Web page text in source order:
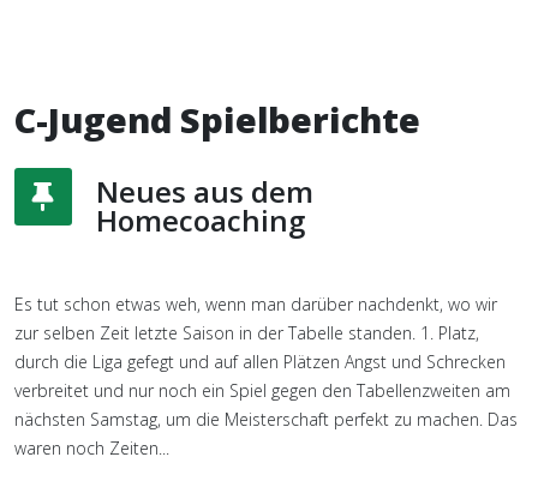
C-Jugend Spielberichte
Neues aus dem
Homecoaching
Es tut schon etwas weh, wenn man darüber nachdenkt, wo wir
zur selben Zeit letzte Saison in der Tabelle standen. 1. Platz,
durch die Liga gefegt und auf allen Plätzen Angst und Schrecken
verbreitet und nur noch ein Spiel gegen den Tabellenzweiten am
nächsten Samstag, um die Meisterschaft perfekt zu machen. Das
waren noch Zeiten...